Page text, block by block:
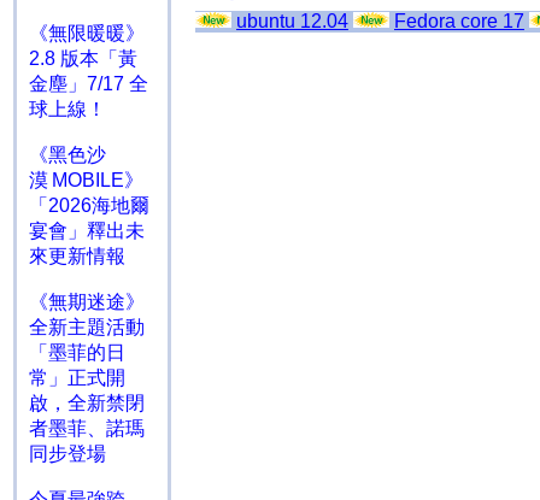
《無限暖暖》
2.8 版本「黃
金塵」7/17 全
球上線！
《黑色沙
漠 MOBILE》
「2026海地爾
宴會」釋出未
來更新情報
《無期迷途》
全新主題活動
「墨菲的日
常」正式開
啟，全新禁閉
者墨菲、諾瑪
同步登場
ubuntu 12.04 Fedora core 17